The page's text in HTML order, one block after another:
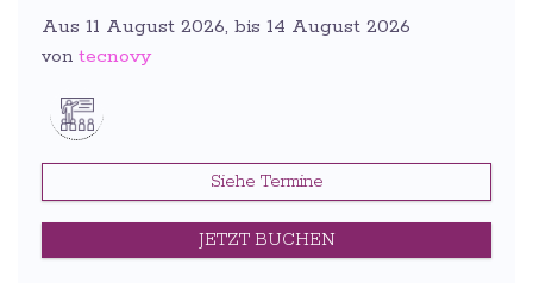
Aus 11 August 2026, bis 14 August 2026
von tecnovy
Siehe Termine
JETZT BUCHEN